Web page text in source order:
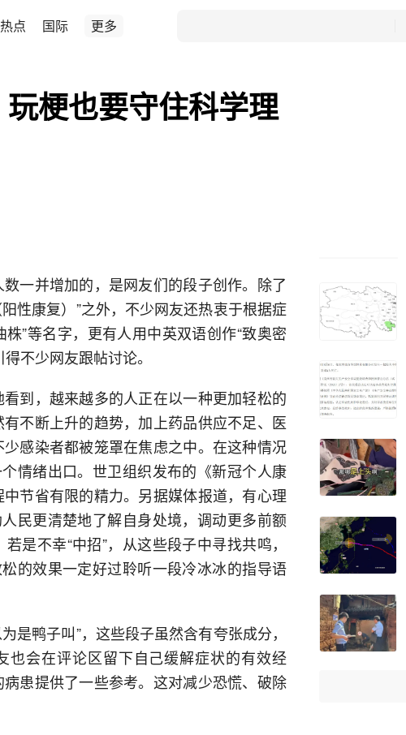
热点 国际 更多
梗也要守住科学理
一并增加的，是网友们的段子创作。除了
性康复）”之外，不少网友还热衷于根据症
”等名字，更有人用中英双语创作“致奥密
不少网友跟帖讨论。
到，越来越多的人正在以一种更加轻松的
不断上升的趋势，加上药品供应不足、医
感染者都被笼罩在焦虑之中。在这种情况
情绪出口。世卫组织发布的《新冠个人康
节省有限的精力。另据媒体报道，有心理
民更清楚地了解自身处境，调动更多前额
是不幸“中招”，从这些段子中寻找共鸣，
的效果一定好过聆听一段冷冰冰的指导语
是鸭子叫”，这些段子虽然含有夸张成分，
也会在评论区留下自己缓解症状的有效经
患提供了一些参考。这对减少恐慌、破除